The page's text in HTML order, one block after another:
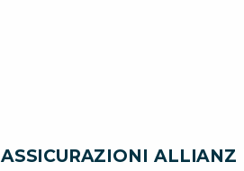
ASSICURAZIONI ALLIANZ